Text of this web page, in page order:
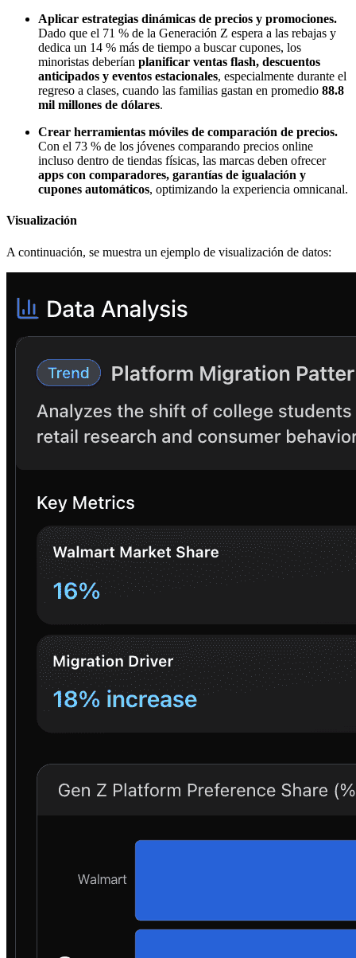
Aplicar estrategias dinámicas de precios y promociones.
Dado que el 71 % de la Generación Z espera a las rebajas y
dedica un 14 % más de tiempo a buscar cupones, los
minoristas deberían planificar ventas flash, descuentos
anticipados y eventos estacionales, especialmente durante el
regreso a clases, cuando las familias gastan en promedio 88.8
mil millones de dólares.
Crear herramientas móviles de comparación de precios.
Con el 73 % de los jóvenes comparando precios online
incluso dentro de tiendas físicas, las marcas deben ofrecer
apps con comparadores, garantías de igualación y
cupones automáticos, optimizando la experiencia omnicanal.
Visualización
A continuación, se muestra un ejemplo de visualización de datos: